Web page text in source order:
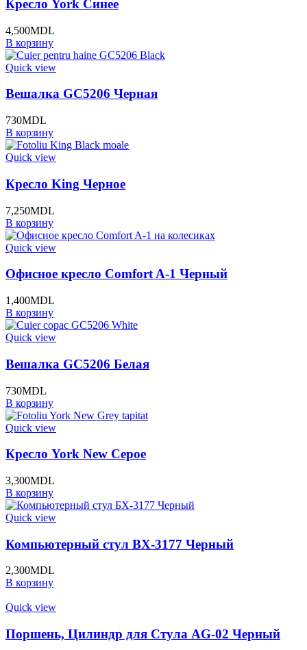
Кресло York Синее
4,500MDL
В корзину
Quick view
Вешалка GC5206 Черная
730MDL
В корзину
Quick view
Кресло King Черное
7,250MDL
В корзину
Quick view
Офисное кресло Comfort A-1 Черный
1,400MDL
В корзину
Quick view
Вешалка GC5206 Белая
730MDL
В корзину
Quick view
Кресло York New Серое
3,300MDL
В корзину
Quick view
Компьютерный стул BХ-3177 Черный
2,300MDL
В корзину
Quick view
Поршень, Цилиндр для Стула AG-02 Черный